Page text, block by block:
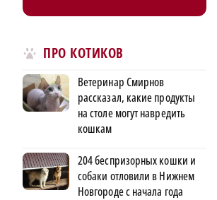
ПРО КОТИКОВ
Ветеринар Смирнов
рассказал, какие продукты
на столе могут навредить
кошкам
204 беспризорных кошки и
собаки отловили в Нижнем
Новгороде с начала года